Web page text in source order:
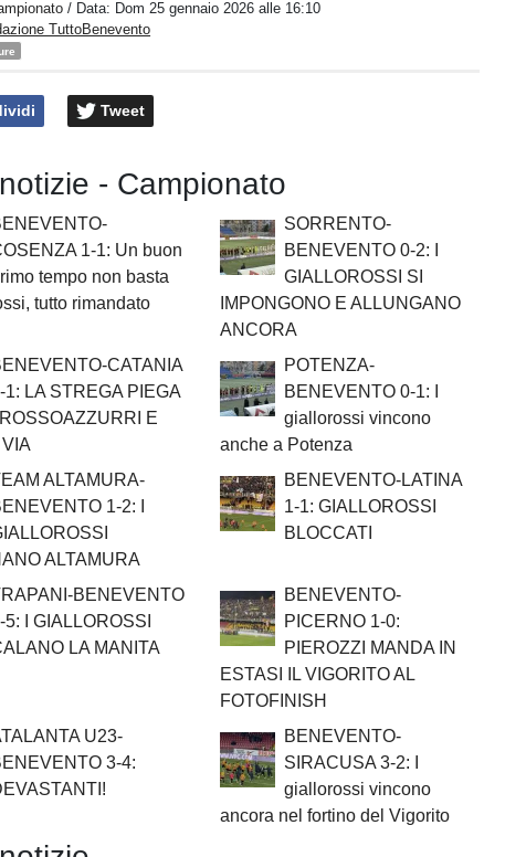
/ Data: Dom 25 gennaio 2026 alle 16:10
TuttoBenevento
Tweet
- Campionato
1-1: Un buon
tempo non basta
tutto rimandato
SORRENTO-
BENEVENTO 0-2: I
GIALLOROSSI SI
IMPONGONO E ALLUNGANO
ANCORA
CATANIA
1: LA STREGA PIEGA
I ROSSOAZZURRI E
POTENZA-
BENEVENTO 0-1: I
giallorossi vincono
anche a Potenza
ALTAMURA-
1-2: I
ALTAMURA
BENEVENTO-LATINA
1-1: GIALLOROSSI
BLOCCATI
BENEVENTO
5: I GIALLOROSSI
LA MANITA
BENEVENTO-
PICERNO 1-0:
PIEROZZI MANDA IN
ESTASI IL VIGORITO AL
FOTOFINISH
U23-
3-4:
BENEVENTO-
SIRACUSA 3-2: I
giallorossi vincono
ancora nel fortino del Vigorito